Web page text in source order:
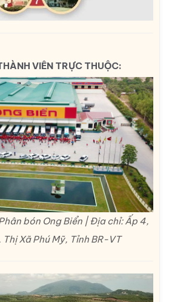
VIÊN TRỰC THUỘC:
bón Ong Biển | Địa chỉ: Ấp 4,
Thị Xã Phú Mỹ, Tỉnh BR-VT